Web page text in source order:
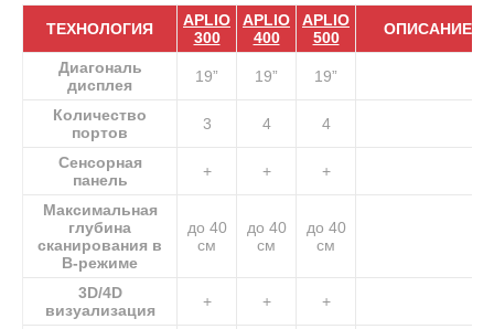
ТЕХНОЛОГИЯ
APLIO
300
APLIO
400
APLIO
500
ОПИСАНИЕ
Диагональ
дисплея
19” 19” 19”
Количество
портов
3 4 4
Сенсорная
панель
+ + +
Максимальная
глубина
сканирования в
В-режиме
до 40
см
до 40
см
до 40
см
3D/4D
визуализация
+ + +